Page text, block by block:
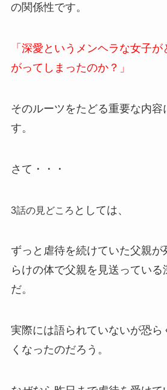
の関係性です。
「深愛というメンヘラな女子
がってしまったのか？」
そのルーツをたどる重要な内容
す。
さて・・・
3話の見どころ としては、
ずっと虐待を続けていた父親が
らけの体で父親を見送ってい
だ。
実際には語られていないが恐ら
くなったのだろう。